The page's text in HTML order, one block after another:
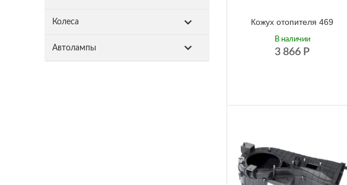
Колеса
Автолампы
Кожух отопителя 469
3 866 Р
В наличии